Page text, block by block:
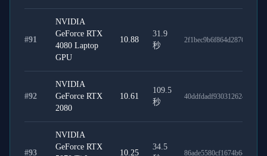
#91
NVIDIA
GeForce RTX
4080 Laptop
GPU
10.88
31.9
秒
2f1bec9b6f864d2876bd
#92
NVIDIA
GeForce RTX
2080
10.61
109.5
秒
40ddfdadf9303126244e
#93
NVIDIA
GeForce RTX
10.25
34.5
86ade5580cf1674b643c